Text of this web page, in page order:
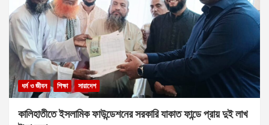
ধর্ম ও জীবন শিক্ষা সারাদেশ
কালিহাতীতে ইসলামিক ফাউন্ডেশনের সরকারি যাকাত ফান্ডে প্রায় দুই লাখ